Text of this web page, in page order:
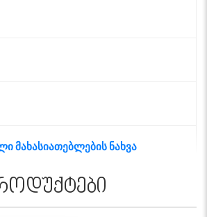
მახასიათებლების ნახვა